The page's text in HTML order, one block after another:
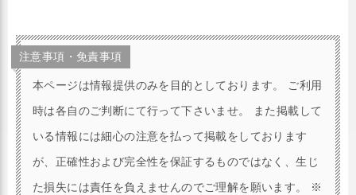
注意事項・免責事項
本ページは情報提供のみを目的としております。 ご利用
時は各自のご判断にて行って下さいませ。 また掲載して
いる情報には細心の注意を払って掲載をしております
が、正確性および完全性を保証するものではなく、生じ
た損失には責任を負えませんのでご理解を願います。 ※